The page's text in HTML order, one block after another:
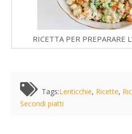
RICETTA PER PREPARARE
Tags:Lenticchie, Ricette,
Secondi piatti